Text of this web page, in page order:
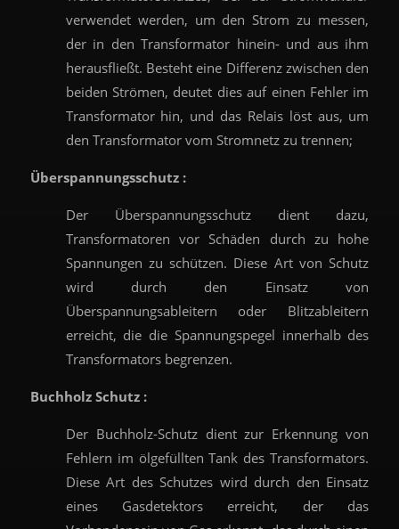
verwendet werden, um den Strom zu messen,
der in den Transformator hinein- und aus ihm
herausfließt. Besteht eine Differenz zwischen den
beiden Strömen, deutet dies auf einen Fehler im
Transformator hin, und das Relais löst aus, um
den Transformator vom Stromnetz zu trennen;
Überspannungsschutz :
Der Überspannungsschutz dient dazu,
Transformatoren vor Schäden durch zu hohe
Spannungen zu schützen. Diese Art von Schutz
wird durch den Einsatz von
Überspannungsableitern oder Blitzableitern
erreicht, die die Spannungspegel innerhalb des
Transformators begrenzen.
Buchholz Schutz :
Der Buchholz-Schutz dient zur Erkennung von
Fehlern im ölgefüllten Tank des Transformators.
Diese Art des Schutzes wird durch den Einsatz
eines Gasdetektors erreicht, der das